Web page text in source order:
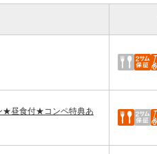
★昼食付★コンペ特典あ